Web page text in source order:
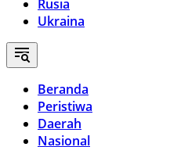
Rusia
Ukraina
Beranda
Peristiwa
Daerah
Nasional